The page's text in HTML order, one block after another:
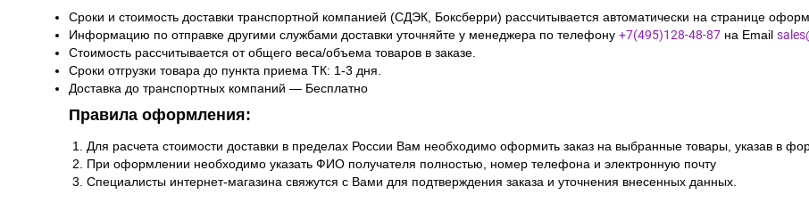
Сроки и стоимость доставки транспортной компанией (СДЭК, Боксберри) рассчитывается автоматически на странице
Информацию по отправке другими службами доставки уточняйте у менеджера по телефону +7(495)128-48-87 на Email
Стоимость рассчитывается от общего веса/объема товаров в заказе.
Сроки отгрузки товара до пункта приема ТК: 1-3 дня.
Доставка до транспортных компаний — Бесплатно
Правила оформления:
Для расчета стоимости доставки в пределах России Вам необходимо оформить заказ на выбранные товары, указав в
При оформлении необходимо указать ФИО получателя полностью, номер телефона и электронную почту
Специалисты интернет-магазина свяжутся с Вами для подтверждения заказа и уточнения внесенных данных.